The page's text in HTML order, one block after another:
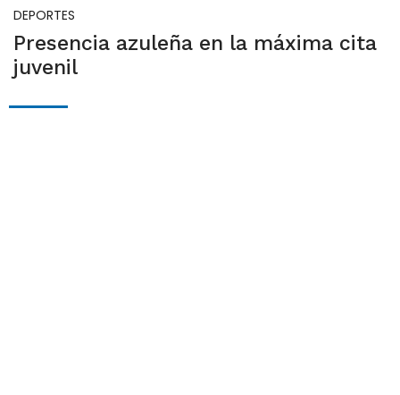
DEPORTES
Presencia azuleña en la máxima cita
juvenil